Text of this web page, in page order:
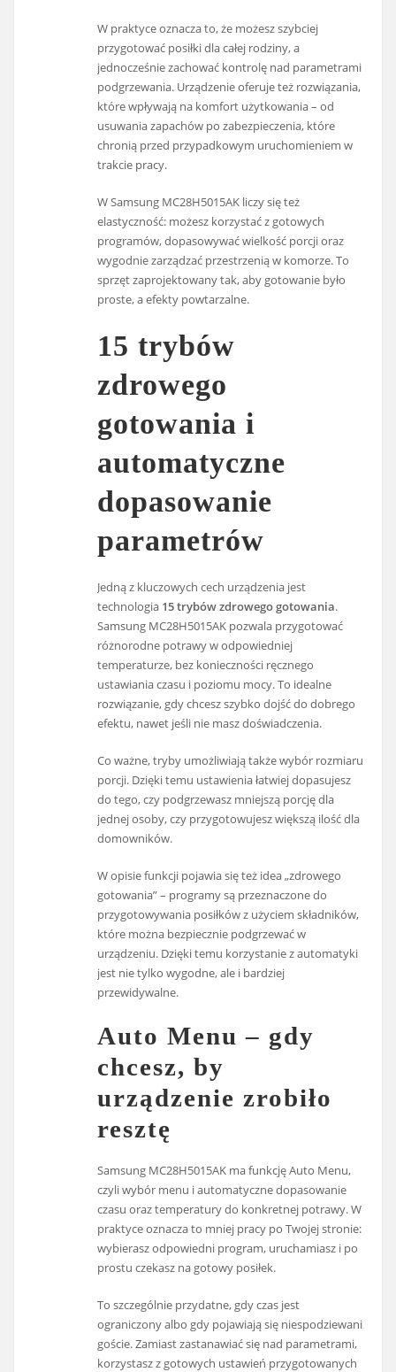
W praktyce oznacza to, że możesz szybciej
przygotować posiłki dla całej rodziny, a
jednocześnie zachować kontrolę nad parametrami
podgrzewania. Urządzenie oferuje też rozwiązania,
które wpływają na komfort użytkowania – od
usuwania zapachów po zabezpieczenia, które
chronią przed przypadkowym uruchomieniem w
trakcie pracy.
W Samsung MC28H5015AK liczy się też
elastyczność: możesz korzystać z gotowych
programów, dopasowywać wielkość porcji oraz
wygodnie zarządzać przestrzenią w komorze. To
sprzęt zaprojektowany tak, aby gotowanie było
proste, a efekty powtarzalne.
15 trybów
zdrowego
gotowania i
automatyczne
dopasowanie
parametrów
Jedną z kluczowych cech urządzenia jest
technologia 15 trybów zdrowego gotowania.
Samsung MC28H5015AK pozwala przygotować
różnorodne potrawy w odpowiedniej
temperaturze, bez konieczności ręcznego
ustawiania czasu i poziomu mocy. To idealne
rozwiązanie, gdy chcesz szybko dojść do dobrego
efektu, nawet jeśli nie masz doświadczenia.
Co ważne, tryby umożliwiają także wybór rozmiaru
porcji. Dzięki temu ustawienia łatwiej dopasujesz
do tego, czy podgrzewasz mniejszą porcję dla
jednej osoby, czy przygotowujesz większą ilość dla
domowników.
W opisie funkcji pojawia się też idea „zdrowego
gotowania” – programy są przeznaczone do
przygotowywania posiłków z użyciem składników,
które można bezpiecznie podgrzewać w
urządzeniu. Dzięki temu korzystanie z automatyki
jest nie tylko wygodne, ale i bardziej
przewidywalne.
Auto Menu – gdy
chcesz, by
urządzenie zrobiło
resztę
Samsung MC28H5015AK ma funkcję Auto Menu,
czyli wybór menu i automatyczne dopasowanie
czasu oraz temperatury do konkretnej potrawy. W
praktyce oznacza to mniej pracy po Twojej stronie:
wybierasz odpowiedni program, uruchamiasz i po
prostu czekasz na gotowy posiłek.
To szczególnie przydatne, gdy czas jest
ograniczony albo gdy pojawiają się niespodziewani
goście. Zamiast zastanawiać się nad parametrami,
korzystasz z gotowych ustawień przygotowanych